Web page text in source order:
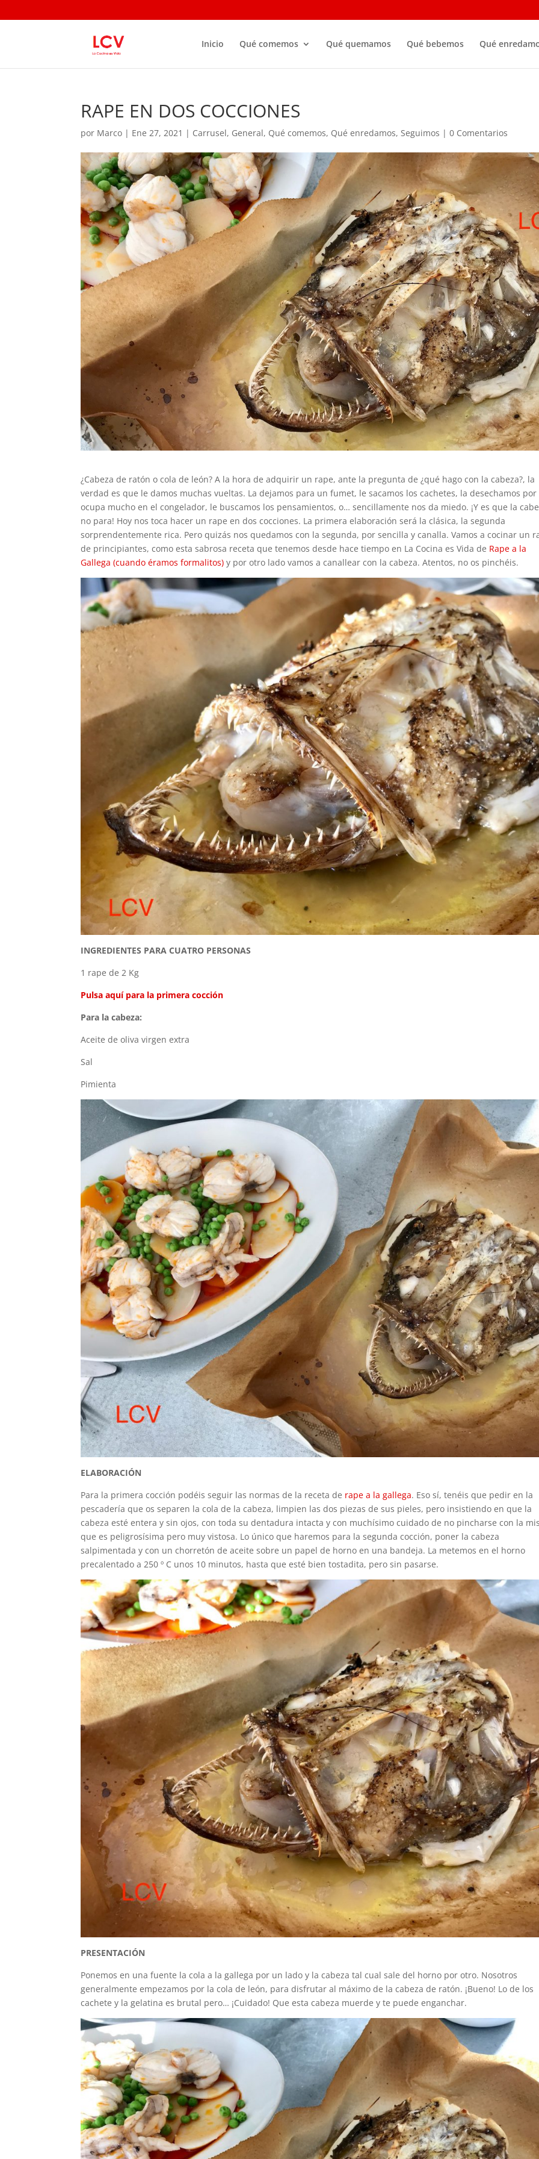
Inicio Qué comemos Qué quemamos Qué bebemos Qué
RAPE EN DOS COCCIONES
por Marco | Ene 27, 2021 | Carrusel, General, Qué comemos, Qué enredamos,Seguimos |0 Comentarios
¿Cabeza de ratón o cola de león? A la hora de adquirir un rape, ante la pregunta de ¿qué hago con la cabeza?, la
verdad es que le damos muchas vueltas. La dejamos para un fumet, le sacamos los cachetes, la desechamos
ocupa mucho en el congelador, le buscamos los pensamientos, o… sencillamente nos da miedo. ¡Y es que la
no para! Hoy nos toca hacer un rape en dos cocciones. La primera elaboración será la clásica, la segunda
sorprendentemente rica. Pero quizás nos quedamos con la segunda, por sencilla y canalla. Vamos a cocinar un
de principiantes, como esta sabrosa receta que tenemos desde hace tiempo en La Cocina es Vida de Rape a la
Gallega (cuando éramos formalitos) y por otro lado vamos a canallear con la cabeza. Atentos, no os pinchéis.
INGREDIENTES PARA CUATRO PERSONAS
1 rape de 2 Kg
Pulsa aquí para la primera cocción
Para la cabeza:
Aceite de oliva virgen extra
Sal
Pimienta
ELABORACIÓN
Para la primera cocción podéis seguir las normas de la receta de rape a la gallega. Eso sí, tenéis que pedir en la
pescadería que os separen la cola de la cabeza, limpien las dos piezas de sus pieles, pero insistiendo en que la
cabeza esté entera y sin ojos, con toda su dentadura intacta y con muchísimo cuidado de no pincharse con la
que es peligrosísima pero muy vistosa. Lo único que haremos para la segunda cocción, poner la cabeza
salpimentada y con un chorretón de aceite sobre un papel de horno en una bandeja. La metemos en el horno
precalentado a 250 º C unos 10 minutos, hasta que esté bien tostadita, pero sin pasarse.
PRESENTACIÓN
Ponemos en una fuente la cola a la gallega por un lado y la cabeza tal cual sale del horno por otro. Nosotros
generalmente empezamos por la cola de león, para disfrutar al máximo de la cabeza de ratón. ¡Bueno! Lo de los
cachete y la gelatina es brutal pero… ¡Cuidado! Que esta cabeza muerde y te puede enganchar.